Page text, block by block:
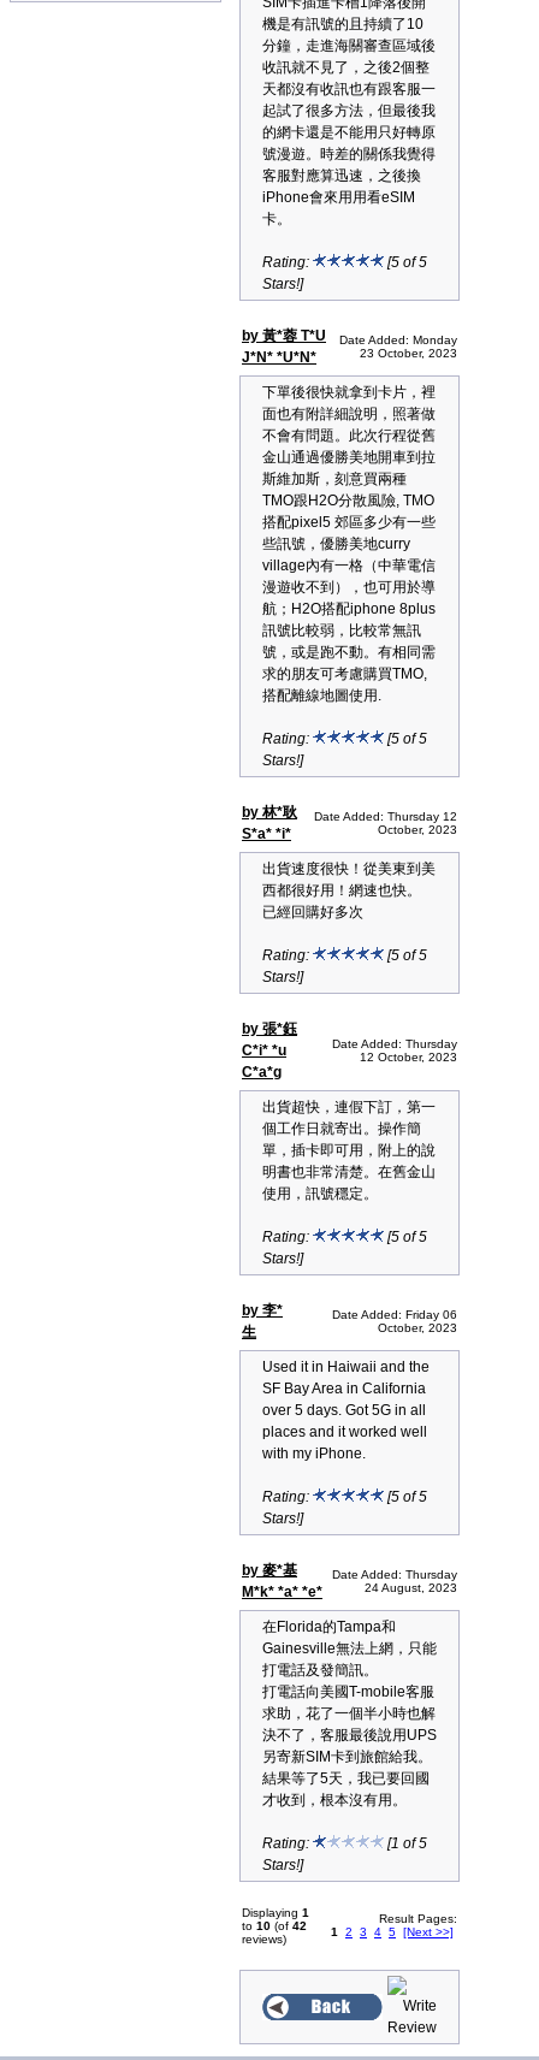
機是有訊號的且持續了10
分鐘，走進海關審查區域後
收訊就不見了，之後2個整
天都沒有收訊也有跟客服一
起試了很多方法，但最後我
的網卡還是不能用只好轉原
號漫遊。時差的關係我覺得
客服對應算迅速，之後換
iPhone會來用用看eSIM
卡。
Rating:
[5 of 5
Stars!]
by 黃*蓉 T*U
J*N* *U*N*
Date Added: Monday
23 October, 2023
下單後很快就拿到卡片，裡
面也有附詳細說明，照著做
不會有問題。此次行程從舊
金山通過優勝美地開車到拉
斯維加斯，刻意買兩種
TMO跟H2O分散風險, TMO
搭配pixel5 郊區多少有一些
些訊號，優勝美地curry
village內有一格（中華電信
漫遊收不到），也可用於導
航；H2O搭配iphone 8plus
訊號比較弱，比較常無訊
號，或是跑不動。有相同需
求的朋友可考慮購買TMO,
搭配離線地圖使用.
Rating:
[5 of 5
Stars!]
by 林*耿
S*a* *i*
Date Added: Thursday 12
October, 2023
出貨速度很快！從美東到美
西都很好用！網速也快。
已經回購好多次
Rating:
[5 of 5
Stars!]
by 張*鈺
C*i* *u
C*a*g
Date Added: Thursday
12 October, 2023
出貨超快，連假下訂，第一
個工作日就寄出。操作簡
單，插卡即可用，附上的說
明書也非常清楚。在舊金山
使用，訊號穩定。
Rating:
[5 of 5
Stars!]
by 李*
生
Date Added: Friday 06
October, 2023
Used it in Haiwaii and the
SF Bay Area in California
over 5 days. Got 5G in all
places and it worked well
with my iPhone.
Rating:
[5 of 5
Stars!]
by 麥*基
M*k* *a* *e*
Date Added: Thursday
24 August, 2023
在Florida的Tampa和
Gainesville無法上網，只能
打電話及發簡訊。
打電話向美國T-mobile客服
求助，花了一個半小時也解
決不了，客服最後說用UPS
另寄新SIM卡到旅館給我。
結果等了5天，我已要回國
才收到，根本沒有用。
Rating:
[1 of 5
Stars!]
Displaying 1
to 10 (of 42
reviews)
Result Pages:
1
2 3 4 5 [Next >>]